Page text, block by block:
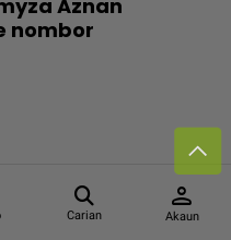
Carian
person
Akaun
Aznan
nombor
kami